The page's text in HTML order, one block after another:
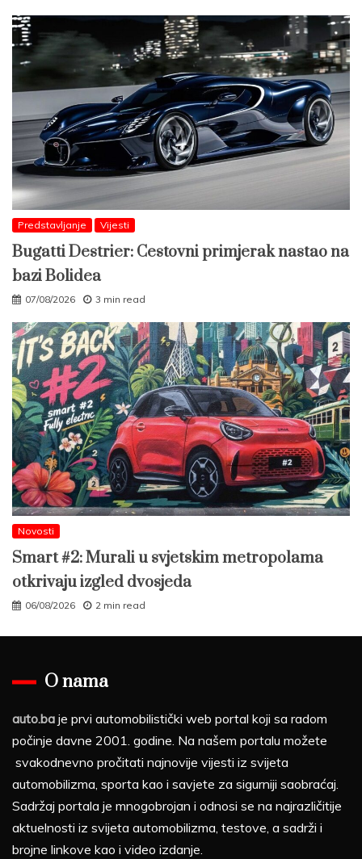
Predstavljanje Vijesti
Bugatti Destrier: Cestovni primjerak nastao na
bazi Bolidea
07/08/2026 3 min read
Novosti
Smart #2: Murali u svjetskim metropolama
otkrivaju izgled dvosjeda
06/08/2026 2 min read
O nama
auto.ba je prvi automobilistički web portal koji sa radom
počinje davne 2001. godine. Na našem portalu možete
svakodnevno pročitati najnovije vijesti iz svijeta
automobilizma, sporta kao i savjete za sigurniji saobraćaj.
Sadržaj portala je mnogobrojan i odnosi se na najrazličitije
aktuelnosti iz svijeta automobilizma, testove, a sadrži i
brojne linkove kao i video izdanje.